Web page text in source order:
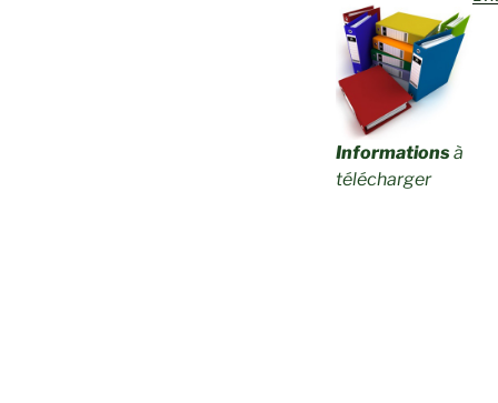
Informations à
télécharger